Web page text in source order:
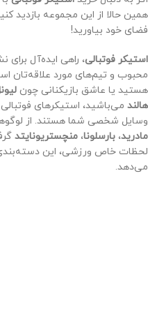
همین حالا از این مجموعه بازدید
فضای خود بیاورید!
استیکر فوتبالی، راهی ایده‌آل
محبوب و تیم‌های مورد علاقه‌تان
هستید یا عاشق بازیکنانی چون
هالند می‌باشید، استیکرهای
وسایل شخصی شما هستند. از
مادرید، بارسلونا، منچستریونایتد
لحظات خاص ورزشی، این دسته‌بندی
می‌دهد.